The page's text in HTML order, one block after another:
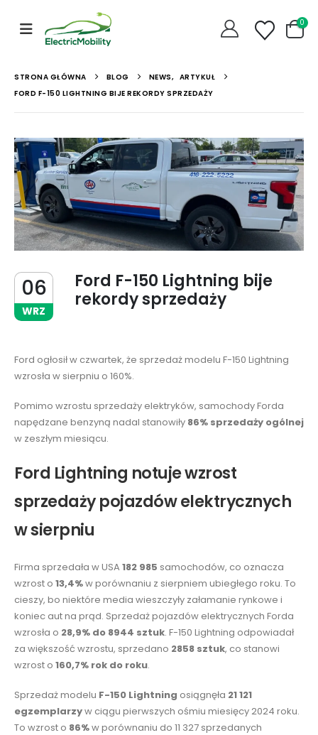
0
STRONA GŁÓWNA BLOG NEWS, ARTYKUŁ
FORD F-150 LIGHTNING BIJE REKORDY SPRZEDAŻY
06
WRZ
Ford F-150 Lightning bije
rekordy sprzedaży
Ford ogłosił w czwartek, że sprzedaż modelu F-150 Lightning
wzrosła w sierpniu o 160%.
Pomimo wzrostu sprzedaży elektryków, samochody Forda
napędzane benzyną nadal stanowiły 86% sprzedaży ogólnej
w zeszłym miesiącu.
Ford Lightning notuje wzrost
sprzedaży pojazdów elektrycznych
w sierpniu
Firma sprzedała w USA 182 985 samochodów, co oznacza
wzrost o 13,4%w porównaniu z sierpniem ubiegłego roku. To
cieszy, bo niektóre media wieszczyły załamanie rynkowe i
koniec aut na prąd. Sprzedaż pojazdów elektrycznych Forda
wzrosła o 28,9% do 8944 sztuk. F-150 Lightning odpowiadał
za większość wzrostu, sprzedano 2858 sztuk, co stanowi
wzrost o 160,7% rok do roku.
Sprzedaż modelu F-150 Lightning osiągnęła 21 121
egzemplarzyw ciągu pierwszych ośmiu miesięcy 2024 roku.
To wzrost o 86%w porównaniu do 11 327 sprzedanych